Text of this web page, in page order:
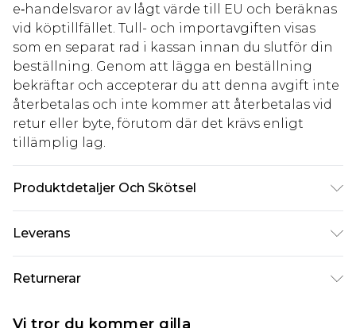
e‑handelsvaror av lågt värde till EU och beräknas
vid köptillfället. Tull- och importavgiften visas
som en separat rad i kassan innan du slutför din
beställning. Genom att lägga en beställning
bekräftar och accepterar du att denna avgift inte
återbetalas och inte kommer att återbetalas vid
retur eller byte, förutom där det krävs enligt
tillämplig lag.
Produktdetaljer Och Skötsel
Leverans
Standardleverans Sverige
kr80
Expressleverans Sverige
Returnerar
Vi tror du kommer gilla